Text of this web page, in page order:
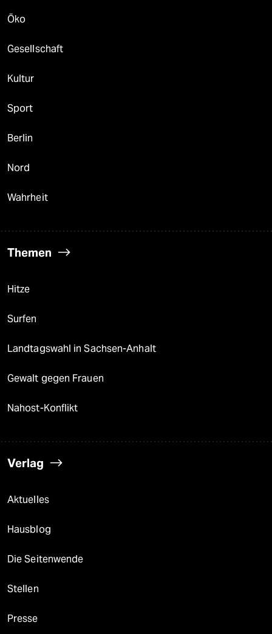
Öko
Gesellschaft
Kultur
Sport
Berlin
Nord
Wahrheit
Themen
Hitze
Surfen
Landtagswahl in Sachsen-Anhalt
Gewalt gegen Frauen
Nahost-Konflikt
Verlag
Aktuelles
Hausblog
Die Seitenwende
Stellen
Presse